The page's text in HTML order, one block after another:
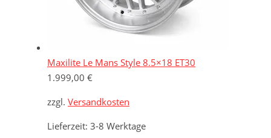
Maxilite Le Mans Style 8.5×18 ET30
1.999,00 €
zzgl. Versandkosten
Lieferzeit: 3-8 Werktage